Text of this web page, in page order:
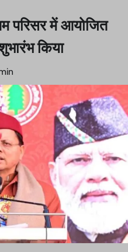
परिसर में आयोजित
किया